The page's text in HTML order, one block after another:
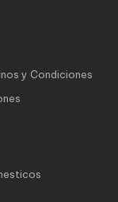
y Condiciones